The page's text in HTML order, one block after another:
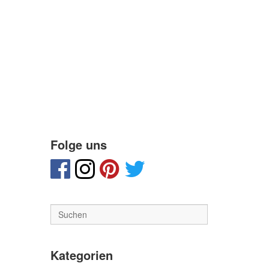
Folge uns
Kategorien